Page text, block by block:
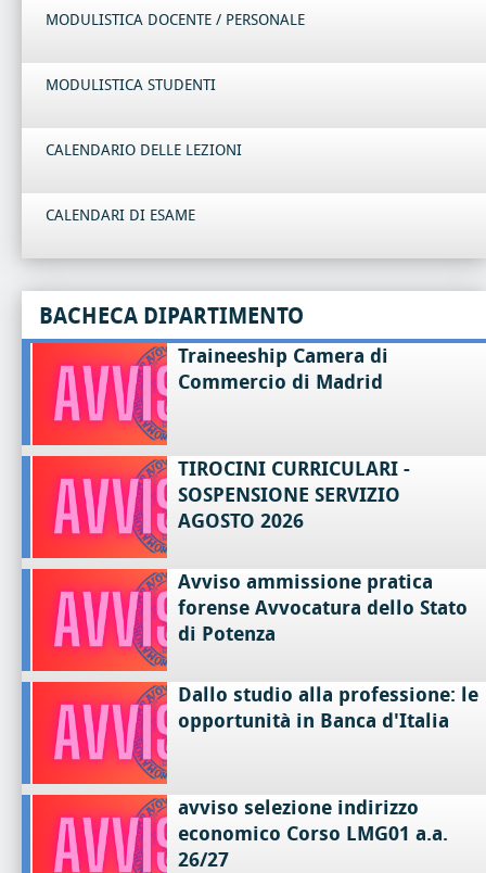
MODULISTICA DOCENTE / PERSONALE
MODULISTICA STUDENTI
CALENDARIO DELLE LEZIONI
CALENDARI DI ESAME
BACHECA DIPARTIMENTO
Traineeship Camera di
Commercio di Madrid
TIROCINI CURRICULARI -
SOSPENSIONE SERVIZIO
AGOSTO 2026
Avviso ammissione pratica
forense Avvocatura dello Stato
di Potenza
Dallo studio alla professione: le
opportunità in Banca d'Italia
avviso selezione indirizzo
economico Corso LMG01 a.a.
26/27